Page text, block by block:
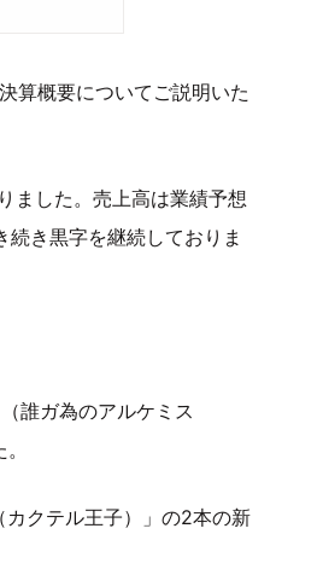
算概要についてご説明いた
ました。売上高は業績予想
き黒字を継続しておりま
誰ガ為のアルケミス
クテル王子）」の2本の新